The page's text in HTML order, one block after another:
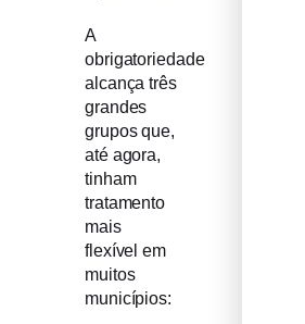
A
obrigatoriedade
alcança três
grandes
grupos que,
até agora,
tinham
tratamento
mais
flexível em
muitos
municípios: